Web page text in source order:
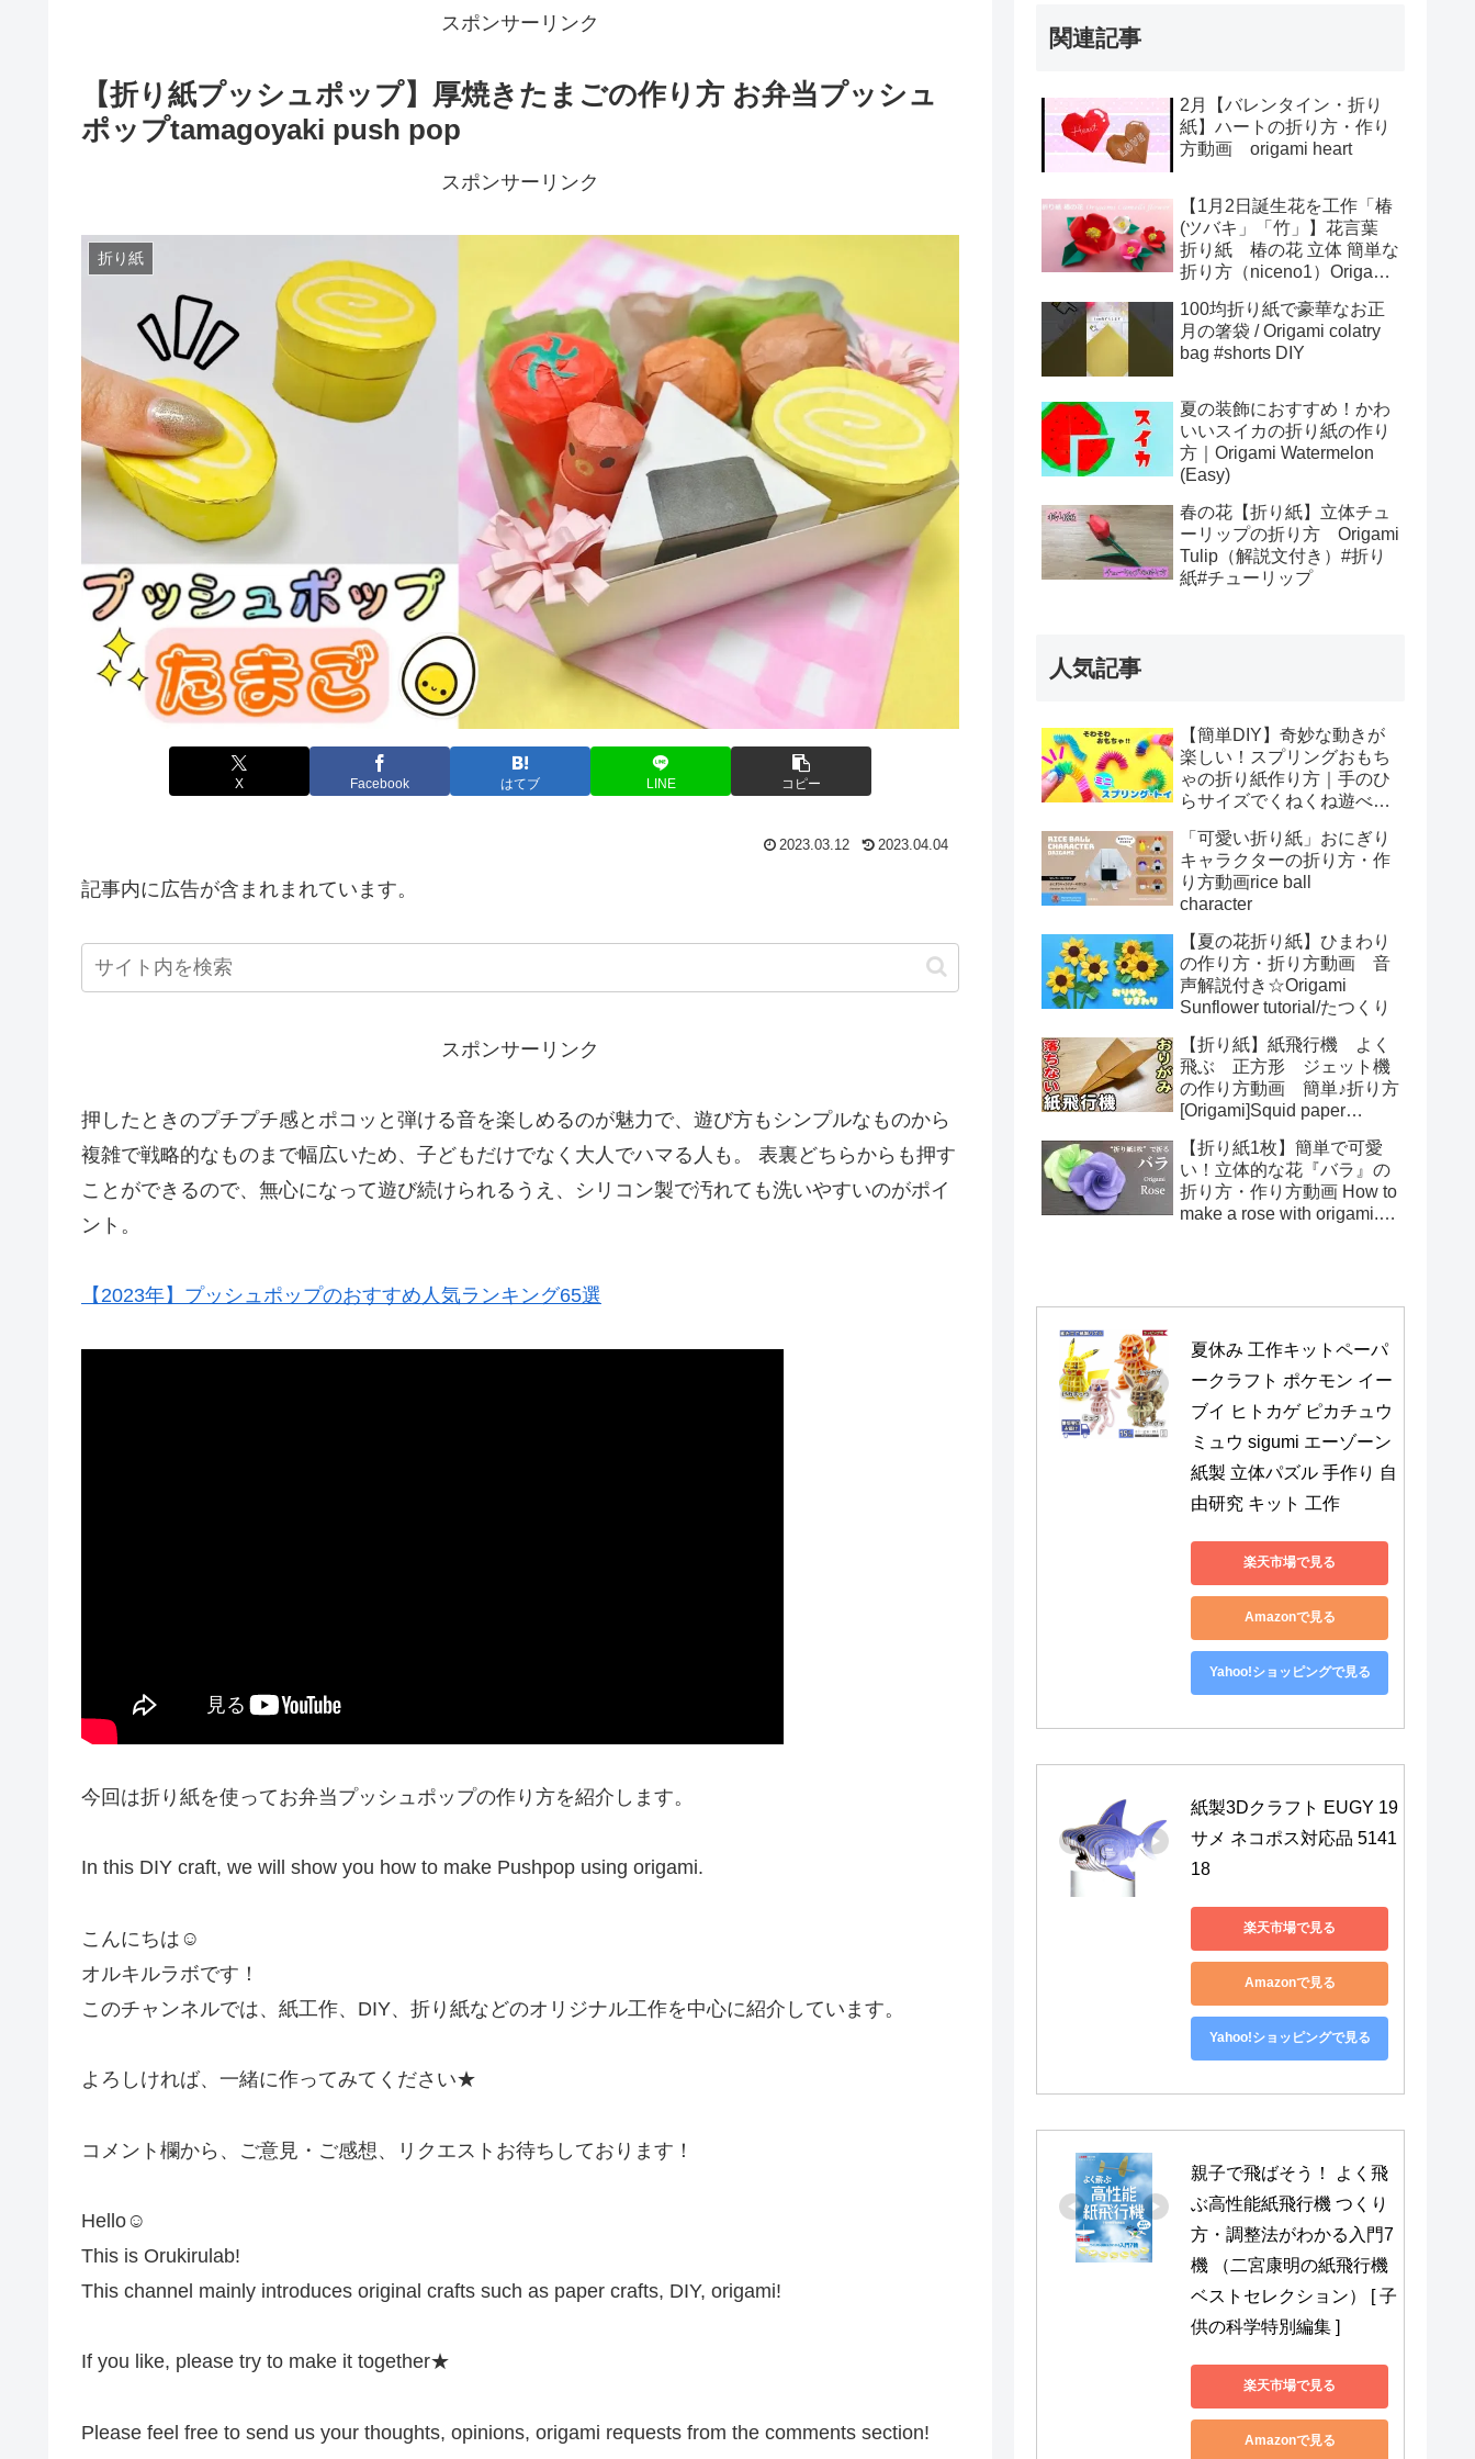
スポンサーリンク
【折り紙プッシュポップ】厚焼きたまごの作り方 お弁当プッシュ
ポップtamagoyaki push pop
スポンサーリンク
折り紙
X Facebook はてブ LINE コピー
2023.03.12 2023.04.04
記事内に広告が含まれまれています。
スポンサーリンク
押したときのプチプチ感とポコッと弾ける音を楽しめるのが魅力で、遊び方もシンプルなものから
複雑で戦略的なものまで幅広いため、子どもだけでなく大人でハマる人も。 表裏どちらからも押す
ことができるので、無心になって遊び続けられるうえ、シリコン製で汚れても洗いやすいのがポイ
ント。
【2023年】プッシュポップのおすすめ人気ランキング65選
今回は折り紙を使ってお弁当プッシュポップの作り方を紹介します。
In this DIY craft, we will show you how to make Pushpop using origami.
こんにちは☺︎
オルキルラボです！
このチャンネルでは、紙工作、DIY、折り紙などのオリジナル工作を中心に紹介しています。
よろしければ、一緒に作ってみてください★
コメント欄から、ご意見・ご感想、リクエストお待ちしております！
Hello☺︎
This is Orukirulab!
This channel mainly introduces original crafts such as paper crafts, DIY, origami!
If you like, please try to make it together★
Please feel free to send us your thoughts, opinions, origami requests from the comments section!
関連記事
2月【バレンタイン・折り
紙】ハートの折り方・作り
方動画 origami heart
【1月2日誕生花を工作「椿
(ツバキ」「竹」】花言葉
折り紙 椿の花 立体 簡単な
折り方（niceno1）Origami
100均折り紙で豪華なお正
月の箸袋 / Origami colatry
bag #shorts DIY
夏の装飾におすすめ！かわ
いいスイカの折り紙の作り
方｜Origami Watermelon
(Easy)
春の花【折り紙】立体チュ
ーリップの折り方 Origami
Tulip（解説文付き）#折り
紙#チューリップ
人気記事
【簡単DIY】奇妙な動きが
楽しい！スプリングおもち
ゃの折り紙作り方｜手のひ
らサイズでくねくね遊べ
toys Origami
「可愛い折り紙」おにぎり
キャラクターの折り方・作
り方動画rice ball
character
【夏の花折り紙】ひまわり
の作り方・折り方動画 音
声解説付き☆Origami
Sunflower tutorial/たつくり
【折り紙】紙飛行機 よく
飛ぶ 正方形 ジェット機
の作り方動画 簡単♪折り方
[Origami]Squid paper
【折り紙1枚】簡単で可愛
い！立体的な花『バラ』の
折り方・作り方動画 How to
make a rose with origami.It's
夏休み 工作キットペーパ
ークラフト ポケモン イー
ブイ ヒトカゲ ピカチュウ
ミュウ sigumi エーゾーン
紙製 立体パズル 手作り 自
由研究 キット 工作
楽天市場で見る
Amazonで見る
Yahoo!ショッピングで見る
紙製3Dクラフト EUGY 19
サメ ネコポス対応品 5141
18
楽天市場で見る
Amazonで見る
Yahoo!ショッピングで見る
親子で飛ばそう！ よく飛
ぶ高性能紙飛行機 つくり
方・調整法がわかる入門7
機 （二宮康明の紙飛行機
ベストセレクション） [ 子
供の科学特別編集 ]
楽天市場で見る
Amazonで見る